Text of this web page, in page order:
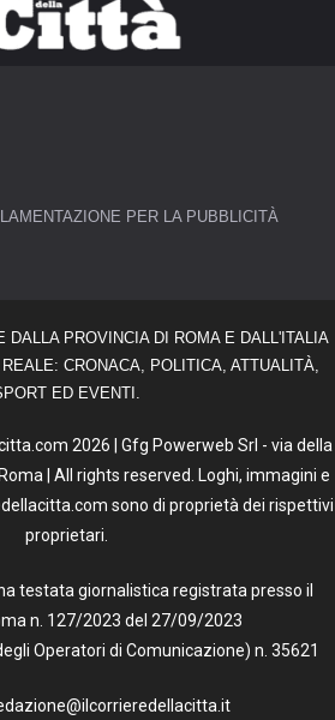
PER LA PUBBLICITÀ
DALLA PROVINCIA DI ROMA E DALL'ITALIA
CRONACA, POLITICA, ATTUALITÀ,
ED EVENTI.
2026 | Gfg Powerweb Srl - via della
| All rights reserved. Loghi, immagini e
sono di proprietà dei rispettivi
proprietari.
testata giornalistica registrata presso il
n. 127/2023 del 27/09/2023
Operatori di Comunicazione) n. 35621